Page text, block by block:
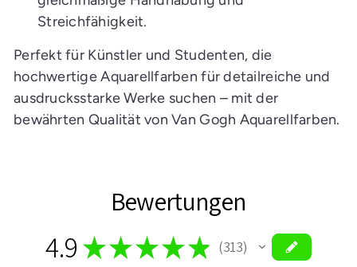
Streichfähigkeit.
Perfekt für Künstler und Studenten, die
hochwertige Aquarellfarben für detailreiche und
ausdrucksstarke Werke suchen – mit der
bewährten Qualität von Van Gogh Aquarellfarben.
Bewertungen
4.9 ★★★★★ 313
313